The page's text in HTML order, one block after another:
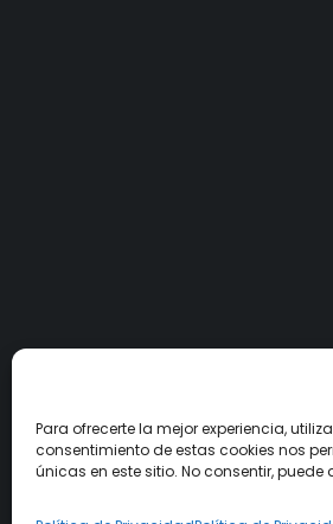
Para ofrecerte la mejor experiencia,
consentimiento de estas cookies nos
únicas en este sitio. No consentir,